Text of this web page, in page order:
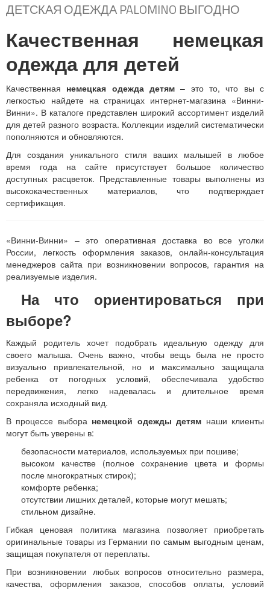
ДЕТСКАЯ ОДЕЖДА PALOMINO ВЫГОДНО
Качественная немецкая
одежда для детей
Качественная немецкая одежда детям – это то, что вы с
легкостью найдете на страницах интернет-магазина «Винни-
Винни». В каталоге представлен широкий ассортимент изделий
для детей разного возраста. Коллекции изделий систематически
пополняются и обновляются.
Для создания уникального стиля ваших малышей в любое
время года на сайте присутствует большое количество
доступных расцветок. Представленные товары выполнены из
высококачественных материалов, что подтверждает
сертификация.
«Винни-Винни» – это оперативная доставка во все уголки
России, легкость оформления заказов, онлайн-консультация
менеджеров сайта при возникновении вопросов, гарантия на
реализуемые изделия.
На что ориентироваться при
выборе?
Каждый родитель хочет подобрать идеальную одежду для
своего малыша. Очень важно, чтобы вещь была не просто
визуально привлекательной, но и максимально защищала
ребенка от погодных условий, обеспечивала удобство
передвижения, легко надевалась и длительное время
сохраняла исходный вид.
В процессе выбора немецкой одежды детям наши клиенты
могут быть уверены в:
безопасности материалов, используемых при пошиве;
высоком качестве (полное сохранение цвета и формы
после многократных стирок);
комфорте ребенка;
отсутствии лишних деталей, которые могут мешать;
стильном дизайне.
Гибкая ценовая политика магазина позволяет приобретать
оригинальные товары из Германии по самым выгодным ценам,
защищая покупателя от переплаты.
При возникновении любых вопросов относительно размера,
качества, оформления заказов, способов оплаты, условий